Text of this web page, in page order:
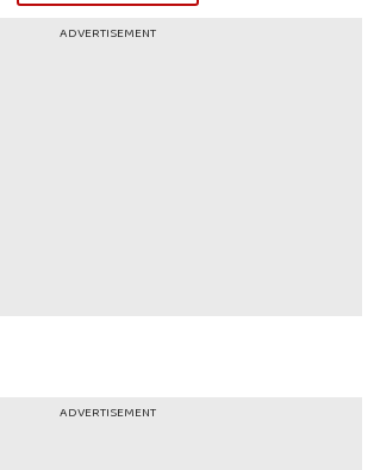
ADVERTISEMENT
ADVERTISEMENT